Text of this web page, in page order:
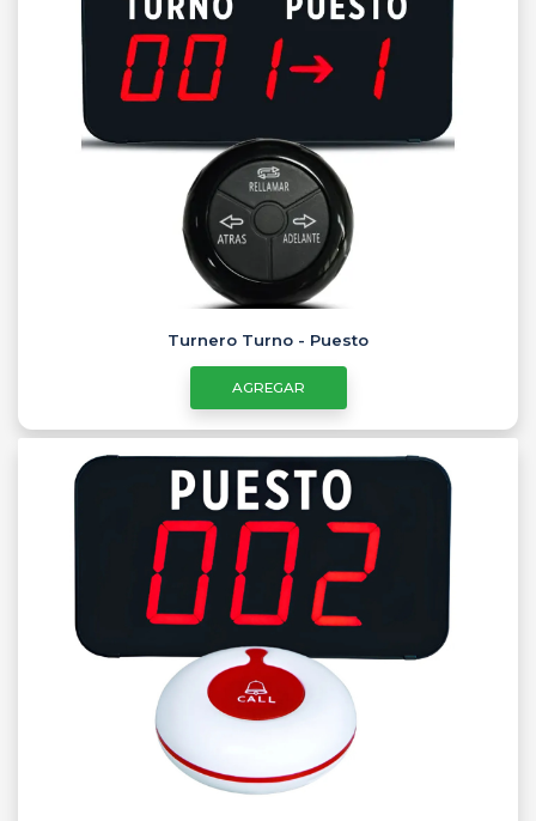
Turnero Turno - Puesto
AGREGAR